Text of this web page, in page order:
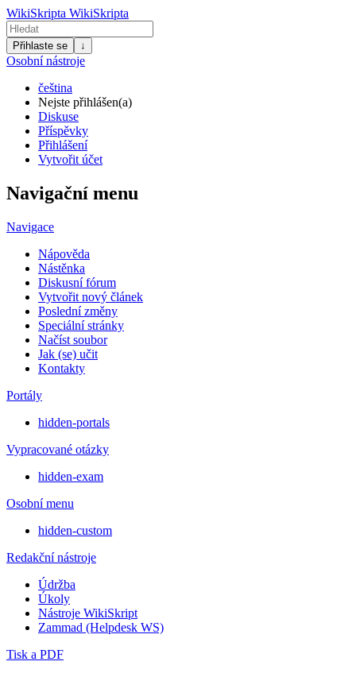
WikiSkripta WikiSkripta
Přihlaste se ↓
Osobní nástroje
čeština
Nejste přihlášen(a)
Diskuse
Příspěvky
Přihlášení
Vytvořit účet
Navigační menu
Navigace
Nápověda
Nástěnka
Diskusní fórum
Vytvořit nový článek
Poslední změny
Speciální stránky
Načíst soubor
Jak (se) učit
Kontakty
Portály
hidden-portals
Vypracované otázky
hidden-exam
Osobní menu
hidden-custom
Redakční nástroje
Údržba
Úkoly
Nástroje WikiSkript
Zammad (Helpdesk WS)
Tisk a PDF